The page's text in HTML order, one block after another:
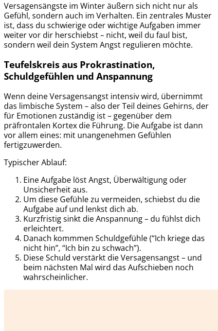
Versagensängste im Winter äußern sich nicht nur als
Gefühl, sondern auch im Verhalten. Ein zentrales Muster
ist, dass du schwierige oder wichtige Aufgaben immer
weiter vor dir herschiebst – nicht, weil du faul bist,
sondern weil dein System Angst regulieren möchte.
Teufelskreis aus Prokrastination,
Schuldgefühlen und Anspannung
Wenn deine Versagensangst intensiv wird, übernimmt
das limbische System – also der Teil deines Gehirns, der
für Emotionen zuständig ist – gegenüber dem
präfrontalen Kortex die Führung. Die Aufgabe ist dann
vor allem eines: mit unangenehmen Gefühlen
fertigzuwerden.
Typischer Ablauf:
Eine Aufgabe löst Angst, Überwältigung oder
Unsicherheit aus.
Um diese Gefühle zu vermeiden, schiebst du die
Aufgabe auf und lenkst dich ab.
Kurzfristig sinkt die Anspannung – du fühlst dich
erleichtert.
Danach kommmen Schuldgefühle (“Ich kriege das
nicht hin”, “Ich bin zu schwach”).
Diese Schuld verstärkt die Versagensangst – und
beim nächsten Mal wird das Aufschieben noch
wahrscheinlicher.